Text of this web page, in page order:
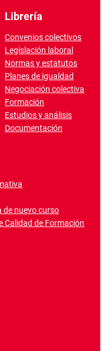
Librería
Convenios colectivos
Legislación laboral
Normas y estatutos
Planes de igualdad
Negociación colectiva
Formación
Estudios y análisis
Documentación
de nuevo curso
Calidad de Formación